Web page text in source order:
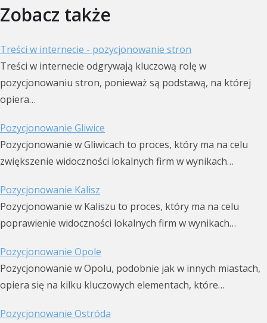
Zobacz także
Treści w internecie - pozycjonowanie stron
Treści w internecie odgrywają kluczową rolę w
pozycjonowaniu stron, ponieważ są podstawą, na której
opiera…
Pozycjonowanie Gliwice
Pozycjonowanie w Gliwicach to proces, który ma na celu
zwiększenie widoczności lokalnych firm w wynikach…
Pozycjonowanie Kalisz
Pozycjonowanie w Kaliszu to proces, który ma na celu
poprawienie widoczności lokalnych firm w wynikach…
Pozycjonowanie Opole
Pozycjonowanie w Opolu, podobnie jak w innych miastach,
opiera się na kilku kluczowych elementach, które…
Pozycjonowanie Ostróda